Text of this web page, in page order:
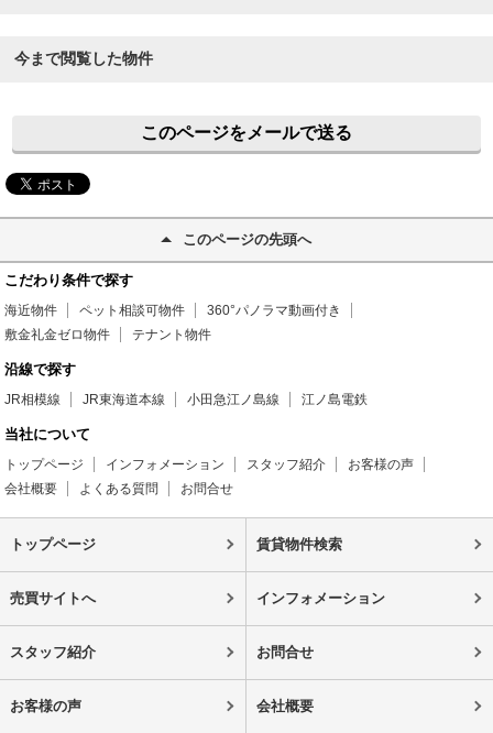
今まで閲覧した物件
このページをメールで送る
このページの先頭へ
こだわり条件で探す
海近物件 ペット相談可物件
360°パノラマ動画付き
敷金礼金ゼロ物件
テナント物件
沿線で探す
JR相模線 JR東海道本線 小田急江ノ島線 江ノ島電鉄
当社について
トップページ インフォメーション スタッフ紹介
お客様の声
会社概要
よくある質問 お問合せ
トップページ 賃貸物件検索
売買サイトへ インフォメーション
スタッフ紹介 お問合せ
お客様の声 会社概要